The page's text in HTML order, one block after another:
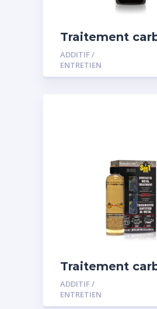
Traitement
spécial diesel
ADDITIF /
ENTRETIEN
Traitement
spécial essence
ADDITIF /
ENTRETIEN